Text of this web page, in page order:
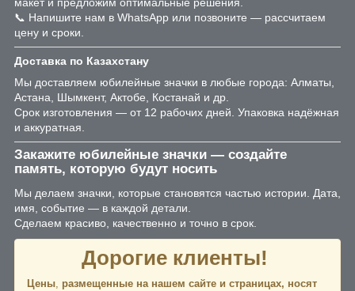
макет и предложим оптимальные решения.
📞 Напишите нам в WhatsApp или позвоните — рассчитаем
цену и сроки.
Доставка по Казахстану
Мы доставляем юбилейные значки в любые города: Алматы,
Астана, Шымкент, Актобе, Костанай и др.
Срок изготовления — от 12 рабочих дней. Упаковка надёжная
и аккуратная.
Закажите юбилейные значки — создайте
память, которую будут носить
Мы делаем значки, которые становятся частью истории. Дата,
имя, событие — в каждой детали.
Сделаем красиво, качественно и точно в срок.
Дорогие клиенты!
Цены размещенные на нашем сайте и страницах, носят